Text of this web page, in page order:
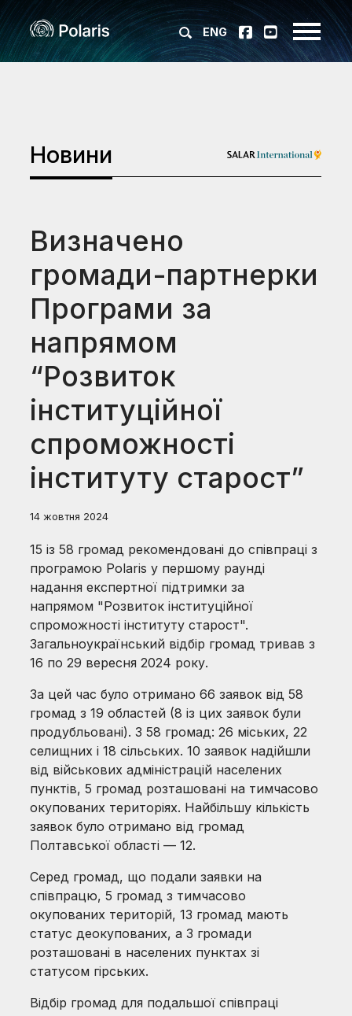
ENG
Новини
Визначено
громади-партнерки
Програми за
напрямом
“Розвиток
інституційної
спроможності
інституту старост”
14 жовтня 2024
15 із 58 громад рекомендовані до співпраці з
програмою Polaris у першому раунді
надання експертної підтримки за
напрямом "Розвиток інституційної
спроможності інституту старост".
Загальноукраїнський відбір громад тривав з
16 по 29 вересня 2024 року.
За цей час було отримано 66 заявок від 58
громад з 19 областей (8 із цих заявок були
продубльовані). З 58 громад: 26 міських, 22
селищних і 18 сільських. 10 заявок надійшли
від військових адміністрацій населених
пунктів, 5 громад розташовані на тимчасово
окупованих територіях. Найбільшу кількість
заявок було отримано від громад
Полтавської області — 12.
Серед громад, що подали заявки на
співпрацю, 5 громад з тимчасово
окупованих територій, 13 громад мають
статус деокупованих, а 3 громади
розташовані в населених пунктах зі
статусом гірських.
Відбір громад для подальшої співпраці